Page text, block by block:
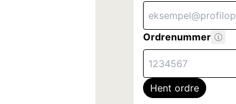
Ordrenummer
Hent ordre